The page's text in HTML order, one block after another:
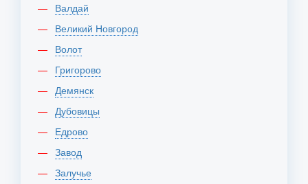
Валдай
Великий Новгород
Волот
Григорово
Демянск
Дубовицы
Едрово
Завод
Залучье